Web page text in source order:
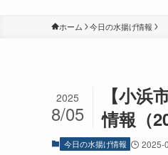
ホーム 今日の水揚げ情報
【小
情報（
2025
8/05
今日の水揚げ情報 2025-